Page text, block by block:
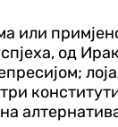
или
од